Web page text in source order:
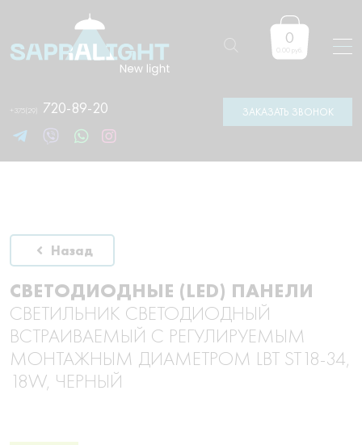
+375(29) 720-89-20 ЗАКАЗАТЬ ЗВОНОК
Поиск
товаров
0
0.00 руб.
Назад
СВЕТОДИОДНЫЕ (LED) ПАНЕЛИ
СВЕТИЛЬНИК СВЕТОДИОДНЫЙ
ВСТРАИВАЕМЫЙ С РЕГУЛИРУЕМЫМ
МОНТАЖНЫМ ДИАМЕТРОМ LBT ST18-34,
18W, ЧЕРНЫЙ